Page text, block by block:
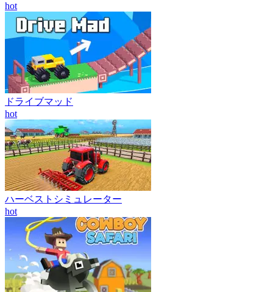
hot
ドライブマッド
hot
ハーベストシミュレーター
hot